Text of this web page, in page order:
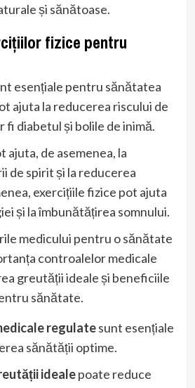
și sănătoase.
fizice pentru
esențiale pentru sănătatea
ajuta la reducerea riscului de
fi diabetul și bolile de inimă.
ajuta, de asemenea, la
de spirit și la reducerea
exercițiile fizice pot ajuta
și la îmbunătățirea somnului.
medicului pentru o sănătate
controalelor medicale
greutății ideale și beneficiile
sănătate.
regulatesunt esențiale
sănătății optime.
idealepoate reduce